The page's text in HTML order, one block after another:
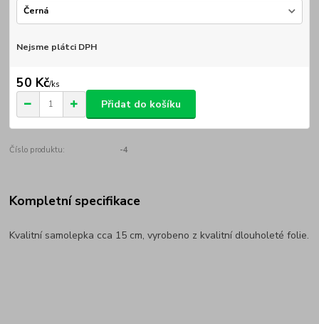
Nejsme plátci DPH
50 Kč/ks
Přidat do košíku
Číslo produktu: -4
Kompletní specifikace
Kvalitní samolepka cca 15 cm, vyrobeno z kvalitní dlouholeté folie.